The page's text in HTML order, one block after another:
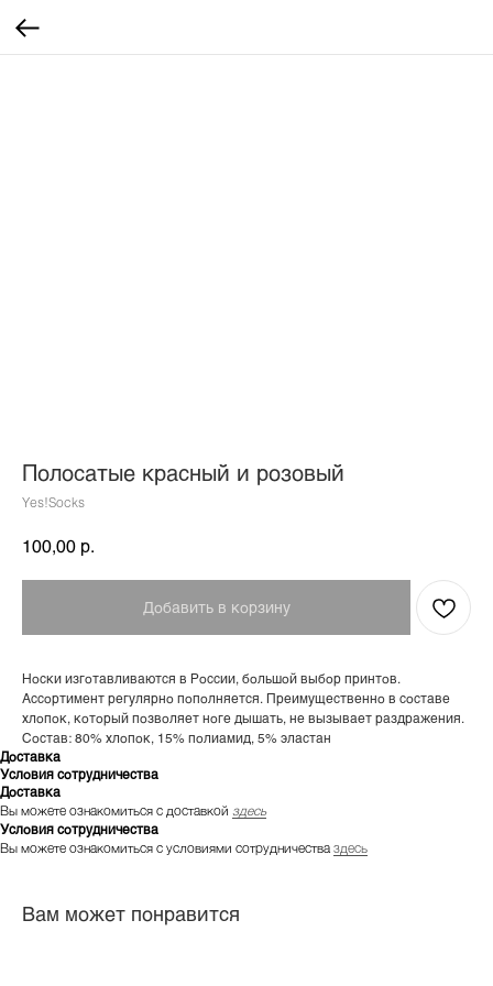
Полосатые красный и розовый
Yes!Socks
100,00 р.
Добавить в корзину
Носки изготавливаются в России, большой выбор принтов.
Ассортимент регулярно пополняется. Преимущественно в составе
хлопок, который позволяет ноге дышать, не вызывает раздражения.
Состав: 80% хлопок, 15% полиамид, 5% эластан
Доставка
Условия сотрудничества
Доставка
Вы можете ознакомиться с доставкой здесь
Условия сотрудничества
Вы можете ознакомиться с условиями сотрудничества здесь
Вам может понравится